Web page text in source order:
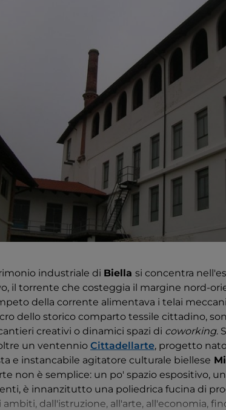
industriale di Biella si concentra
il torrente che costeggia il margine nord-
della corrente alimentava i telai
dello storico comparto tessile cittadino,
creativi o dinamici spazi di coworking.
un ventennio Cittadellarte, progetto
e instancabile agitatore culturale biellese
non è semplice: un po' spazio espositivo,
è innanzitutto una poliedrica fucina di
dall'istruzione, all'arte, all'economia,